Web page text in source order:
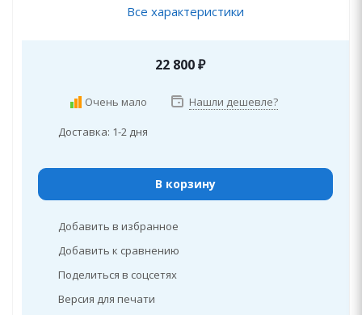
Все характеристики
22 800₽
Очень мало Нашли дешевле?
Доставка: 1-2 дня
В корзину
Добавить в избранное
Добавить к сравнению
Поделиться в соцсетях
Версия для печати